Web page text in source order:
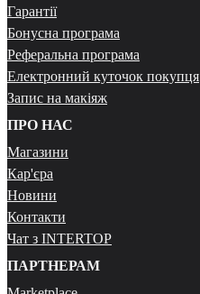
Гарантії
Бонусна програма
Реферальна програма
Електронний куточок покупця
Запис на макіяж
ПРО НАС
Магазини
Кар'єра
Новини
Контакти
Чат з INTERTOP
ПАРТНЕРАМ